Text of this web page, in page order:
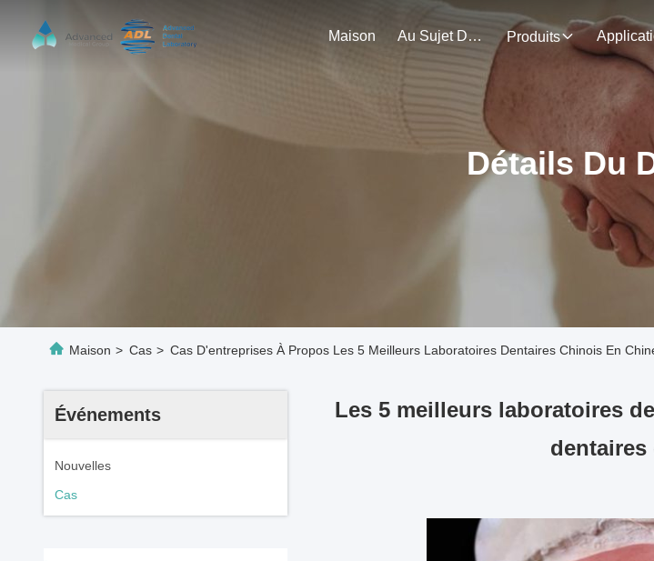
Maison Au Sujet De Nous Produits
Détails Du
Maison > Cas > Cas D'entreprises À Propos Les 5 Meilleurs Laboratoires Dentaires Chinois En
Événements
Nouvelles
Cas
Les 5 meilleurs laboratoires